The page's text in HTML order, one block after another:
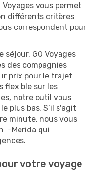
vous permet
différents critères
correspondent pour
séjour, GO Voyages
des compagnies
prix pour le trajet
flexible sur les
notre outil vous
plus bas. S’il s'agit
minute, nous vous
-Merida qui
votre voyage